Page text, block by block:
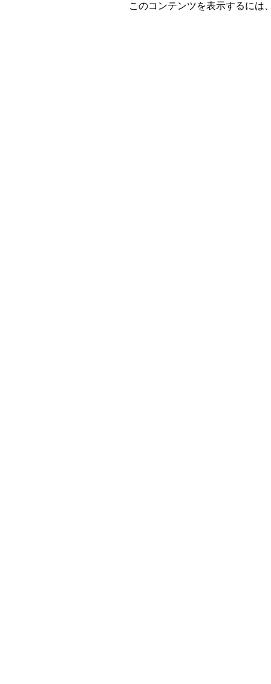
このコンテンツを表示するには